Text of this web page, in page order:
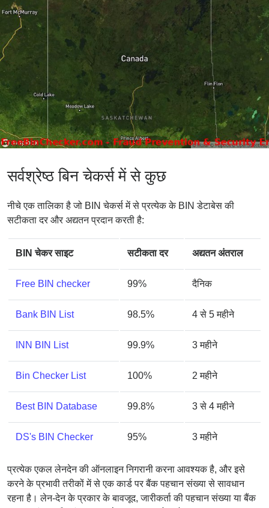
सर्वश्रेष्ठ बिन चेकर्स में से कुछ
नीचे एक तालिका है जो BIN चेकर्स में से प्रत्येक के BIN डेटाबेस की
सटीकता दर और अद्यतन प्रदान करती है:
BIN चेकर साइट सटीकता दर अद्यतन अंतराल
Free BIN checker 99% दैनिक
Bank BIN List 98.5% 4 से 5 महीने
INN BIN List 99.9% 3 महीने
Bin Checker List 100% 2 महीने
Best BIN Database 99.8% 3 से 4 महीने
DS's BIN Checker 95% 3 महीने
प्रत्येक एकल लेनदेन की ऑनलाइन निगरानी करना आवश्यक है, और इसे
करने के प्रभावी तरीकों में से एक कार्ड पर बैंक पहचान संख्या से सावधान
रहना है। लेन-देन के प्रकार के बावजूद, जारीकर्ता की पहचान संख्या या बैंक